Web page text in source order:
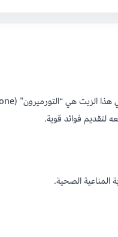
المناعية الصحية.